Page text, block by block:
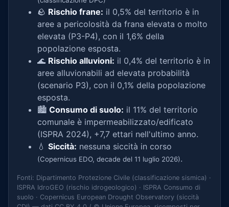
🪨 Rischio frane: il 0,5% del territorio è in
aree a pericolosità da frana elevata o molto
elevata (P3-P4), con il 1,6% della
popolazione esposta.
🌊 Rischio alluvioni: il 0,4% del territorio è in
aree alluvionabili ad elevata probabilità
(scenario P3), con il 0,1% della popolazione
esposta.
🏙️ Consumo di suolo: il 11% del territorio
comunale è impermeabilizzato/edificato
(ISPRA 2024), +7,7 ettari nell'ultimo anno.
💧 Siccità: nessuna siccità in corso
(Copernicus EDO, decade del 11 luglio 2026).
Fonti: Dipartimento Protezione Civile (classificazione sismica) ·
ISPRA IdroGEO (rischio idrogeologico) · ISPRA Consumo di
suolo · Copernicus European Drought Observatory (siccità